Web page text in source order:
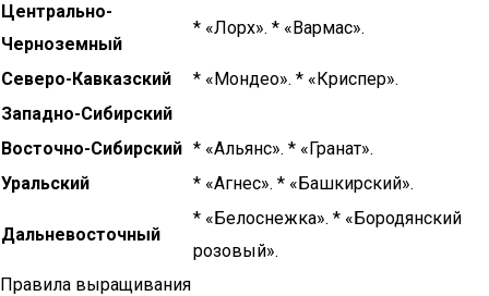
Центрально-
Черноземный
* «Лорх». * «Вармас».
Северо-Кавказский
* «Мондео». * «Криспер».
Западно-Сибирский
Восточно-Сибирский * «Альянс». * «Гранат».
Уральский
* «Агнес». * «Башкирский».
Дальневосточный
* «Белоснежка». * «Бородянский
розовый».
Правила выращивания